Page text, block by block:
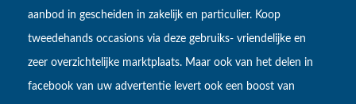
aanbod in gescheiden in zakelijk en particulier. Koop
tweedehands occasions via deze gebruiks- vriendelijke en
zeer overzichtelijke marktplaats. Maar ook van het delen in
facebook van uw advertentie levert ook een boost van